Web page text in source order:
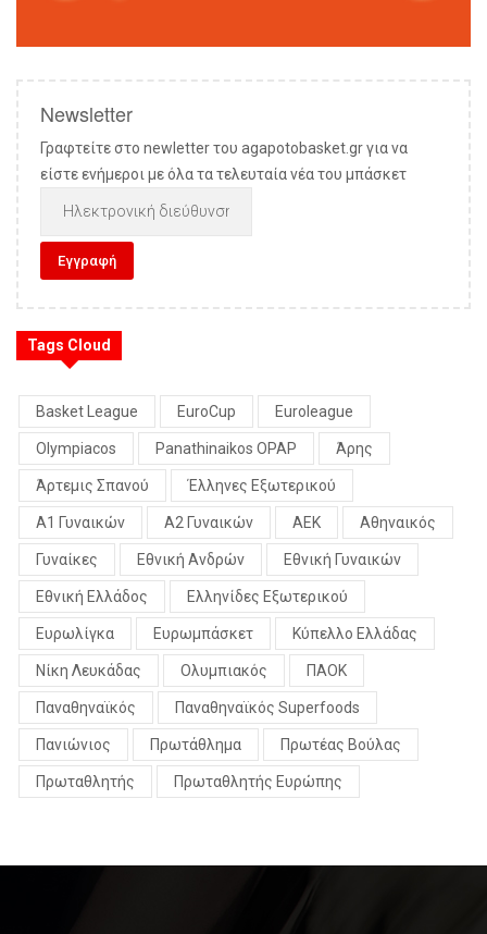
Newsletter
Γραφτείτε στο newletter του agapotobasket.gr για να
είστε ενήμεροι με όλα τα τελευταία νέα του μπάσκετ
Tags Cloud
Basket League EuroCup Euroleague
Olympiacos Panathinaikos OPAP Άρης
Άρτεμις Σπανού Έλληνες Εξωτερικού
Α1 Γυναικών Α2 Γυναικών ΑΕΚ Αθηναικός
Γυναίκες Εθνική Ανδρών Εθνική Γυναικών
Εθνική Ελλάδος Ελληνίδες Εξωτερικού
Ευρωλίγκα Ευρωμπάσκετ Κύπελλο Ελλάδας
Νίκη Λευκάδας Ολυμπιακός ΠΑΟΚ
Παναθηναϊκός Παναθηναϊκός Superfoods
Πανιώνιος Πρωτάθλημα Πρωτέας Βούλας
Πρωταθλητής Πρωταθλητής Ευρώπης